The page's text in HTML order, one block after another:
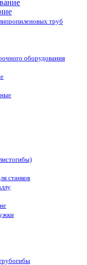
труб
оборудования
станков